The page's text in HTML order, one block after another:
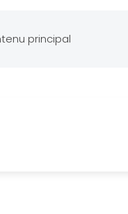
principal